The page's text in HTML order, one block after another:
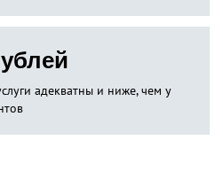
адекватны и ниже, чем у